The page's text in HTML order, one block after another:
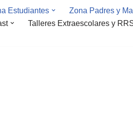
Estudiantes
Zona Padres y
Talleres Extraescolares y